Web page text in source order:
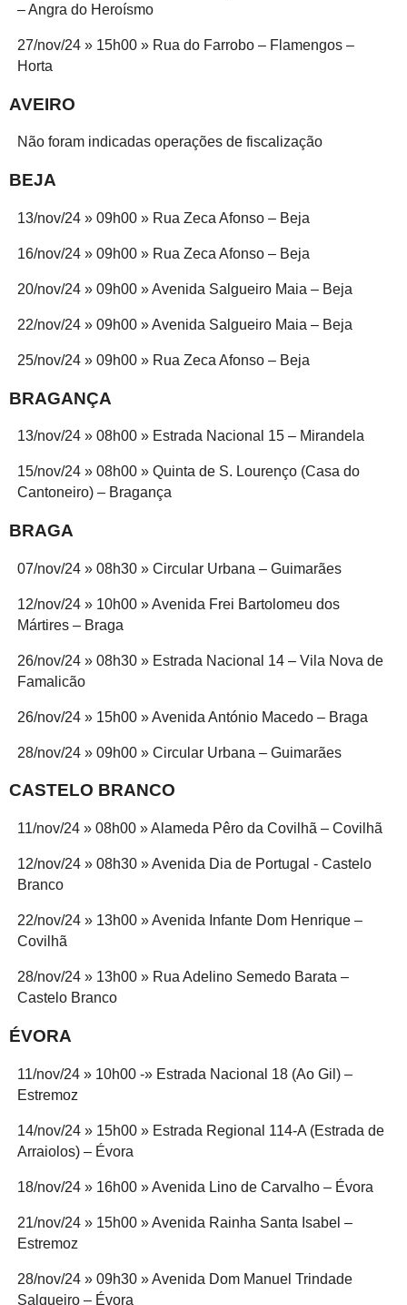
– Angra do Heroísmo
27/nov/24 » 15h00 » Rua do Farrobo – Flamengos –
Horta
AVEIRO
Não foram indicadas operações de fiscalização
BEJA
13/nov/24 » 09h00 » Rua Zeca Afonso – Beja
16/nov/24 » 09h00 » Rua Zeca Afonso – Beja
20/nov/24 » 09h00 » Avenida Salgueiro Maia – Beja
22/nov/24 » 09h00 » Avenida Salgueiro Maia – Beja
25/nov/24 » 09h00 » Rua Zeca Afonso – Beja
BRAGANÇA
13/nov/24 » 08h00 » Estrada Nacional 15 – Mirandela
15/nov/24 » 08h00 » Quinta de S. Lourenço (Casa do
Cantoneiro) – Bragança
BRAGA
07/nov/24 » 08h30 » Circular Urbana – Guimarães
12/nov/24 » 10h00 » Avenida Frei Bartolomeu dos
Mártires – Braga
26/nov/24 » 08h30 » Estrada Nacional 14 – Vila Nova de
Famalicão
26/nov/24 » 15h00 » Avenida António Macedo – Braga
28/nov/24 » 09h00 » Circular Urbana – Guimarães
CASTELO BRANCO
11/nov/24 » 08h00 » Alameda Pêro da Covilhã – Covilhã
12/nov/24 » 08h30 » Avenida Dia de Portugal - Castelo
Branco
22/nov/24 » 13h00 » Avenida Infante Dom Henrique –
Covilhã
28/nov/24 » 13h00 » Rua Adelino Semedo Barata –
Castelo Branco
ÉVORA
11/nov/24 » 10h00 -» Estrada Nacional 18 (Ao Gil) –
Estremoz
14/nov/24 » 15h00 » Estrada Regional 114-A (Estrada de
Arraiolos) – Évora
18/nov/24 » 16h00 » Avenida Lino de Carvalho – Évora
21/nov/24 » 15h00 » Avenida Rainha Santa Isabel –
Estremoz
28/nov/24 » 09h30 » Avenida Dom Manuel Trindade
Salgueiro – Évora